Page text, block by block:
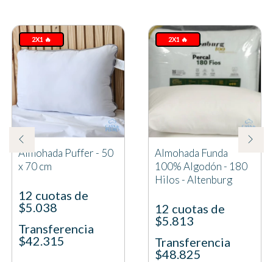
2X1 🔥
Almohada Puffer - 50
x 70 cm
12 cuotas de
$5.038
Transferencia
$42.315
2X1 🔥
Almohada Funda
100% Algodón - 180
Hilos - Altenburg
12 cuotas de
$5.813
Transferencia
$48.825